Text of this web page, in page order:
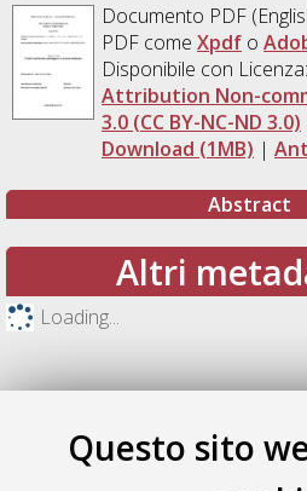
Questo sito
Documento PDF
PDF come Xpdfo
Disponibile con Licenza:
Attribution Non-
3.0 (CC BY-NC-ND 3.0)
Download (1MB) |
Abstract
Altri
Loading...